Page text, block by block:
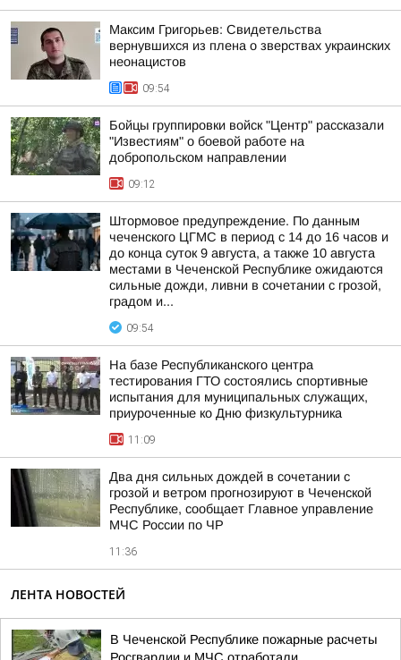
Максим Григорьев: Свидетельства
вернувшихся из плена о зверствах украинских
неонацистов
09:54
Бойцы группировки войск "Центр" рассказали
"Известиям" о боевой работе на
добропольском направлении
09:12
Штормовое предупреждение. По данным
чеченского ЦГМС в период с 14 до 16 часов и
до конца суток 9 августа, а также 10 августа
местами в Чеченской Республике ожидаются
сильные дожди, ливни в сочетании с грозой,
градом и...
09:54
На базе Республиканского центра
тестирования ГТО состоялись спортивные
испытания для муниципальных служащих,
приуроченные ко Дню физкультурника
11:09
Два дня сильных дождей в сочетании с
грозой и ветром прогнозируют в Чеченской
Республике, сообщает Главное управление
МЧС России по ЧР
11:36
ЛЕНТА НОВОСТЕЙ
В Чеченской Республике пожарные расчеты